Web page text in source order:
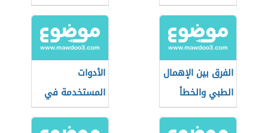
الجسم
الفرق بين الإهمال
الطبي والخطأ
الطبي
الأدوات
المستخدمة في
طب النساء